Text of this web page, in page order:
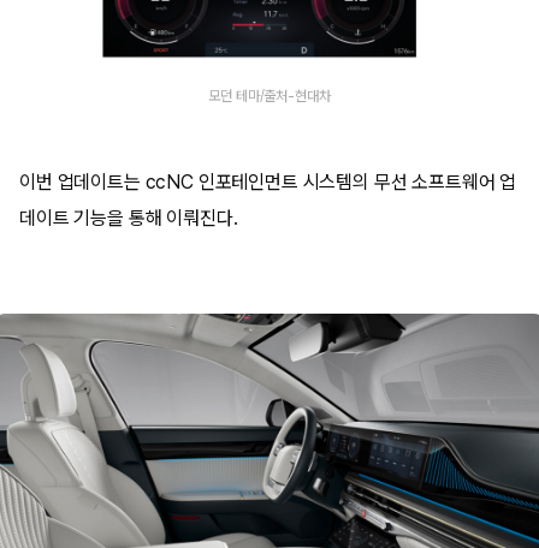
모던 테마/출처-현대차
이번 업데이트는 ccNC 인포테인먼트 시스템의 무선 소프트웨어 업
데이트 기능을 통해 이뤄진다.